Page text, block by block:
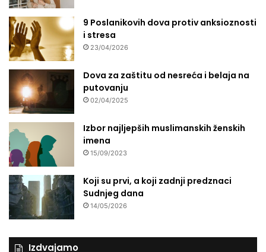
9 Poslanikovih dova protiv anksioznosti
i stresa
23/04/2026
Dova za zaštitu od nesreća i belaja na
putovanju
02/04/2025
Izbor najljepših muslimanskih ženskih
imena
15/09/2023
Koji su prvi, a koji zadnji predznaci
Sudnjeg dana
14/05/2026
Izdvajamo